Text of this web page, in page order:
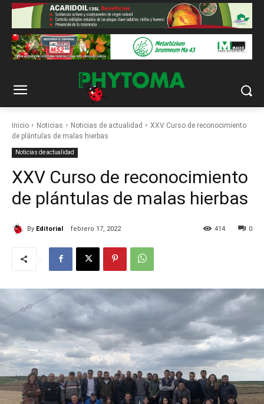
Inicio Noticias Noticias de actualidad
XXV Curso de reconocimiento
de plántulas de malas hierbas
Noticias de actualidad
XXV Curso de reconocimiento
de plántulas de malas hierbas
By Editorial febrero 17, 2022 0
414